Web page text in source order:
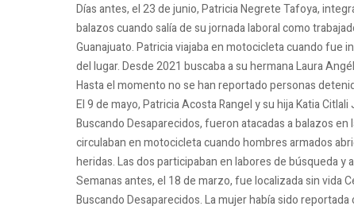
Días antes, el 23 de junio, Patricia Negrete Tafoya,
balazos cuando salía de su jornada laboral como
Guanajuato. Patricia viajaba en motocicleta cuando fue
del lugar. Desde 2021 buscaba a su hermana Laura
Hasta el momento no se han reportado personas
El 9 de mayo, Patricia Acosta Rangel y su hija Katia
Buscando Desaparecidos, fueron atacadas a balazos
circulaban en motocicleta cuando hombres armados
heridas. Las dos participaban en labores de búsqueda
Semanas antes, el 18 de marzo, fue localizada sin vida
Buscando Desaparecidos. La mujer había sido